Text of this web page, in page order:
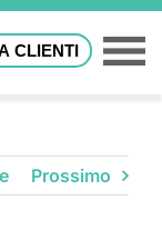
CLIENTI
Prossimo